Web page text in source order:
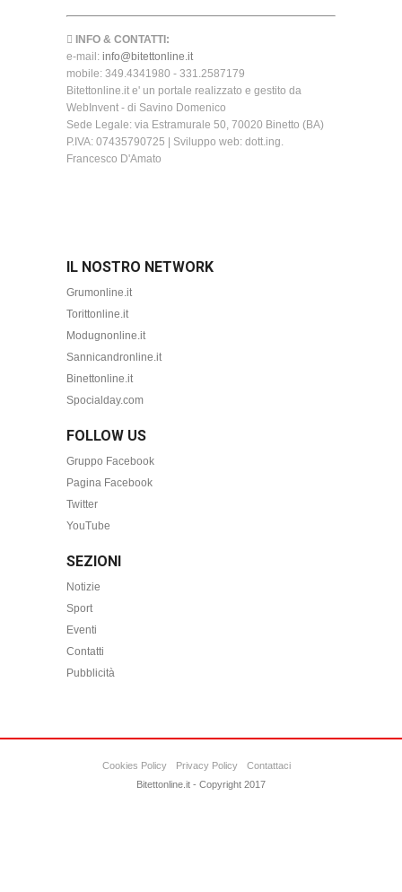
INFO & CONTATTI:
e-mail: info@bitettonline.it
mobile: 349.4341980 - 331.2587179
Bitettonline.it e' un portale realizzato e gestito da
WebInvent - di Savino Domenico
Sede Legale: via Estramurale 50, 70020 Binetto (BA)
P.IVA: 07435790725 | Sviluppo web: dott.ing.
Francesco D'Amato
IL NOSTRO NETWORK
Grumonline.it
Torittonline.it
Modugnonline.it
Sannicandronline.it
Binettonline.it
Spocialday.com
FOLLOW US
Gruppo Facebook
Pagina Facebook
Twitter
YouTube
SEZIONI
Notizie
Sport
Eventi
Contatti
Pubblicità
Cookies Policy Privacy Policy
Contattaci
Bitettonline.it - Copyright 2017